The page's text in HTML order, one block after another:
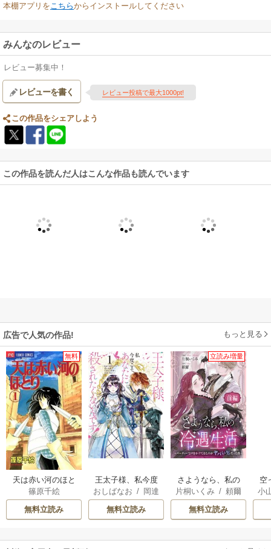
本棚アプリをこちらからインストールしてください
みんなのレビュー
レビュー募集中！
レビューを書く レビュー投稿で最大1000pt!
この作品をシェアしよう
この作品を読んだ人はこんな作品も読んでいます
広告で人気の作品! もっと見る
無料
天は赤い河のほと
り
篠原千絵
無料立読み
王太子様、私今度
こそあなたに殺さ
れたくないんで
す！ ～聖女に嵌め
二度目は串刺し回
おしばなお / 岡達
/ 先崎真琴
無料立読み
立読み増量
さようなら、私の
冷遇生活 ～パーテ
ィーで声をかけて
きたのがヤバい男
片桐いくみ / 頼爾
無料立読み
空
小